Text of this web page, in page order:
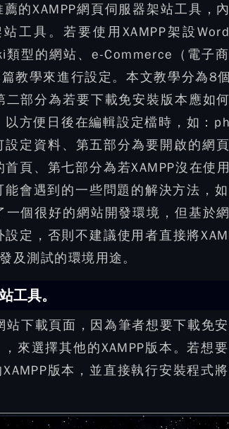
的XAMPP網頁伺服器架站工具，
工具。若要使用XAMPP架設
型的網站、e-Commerce（電子
篇教學來進行設定。本文教學分為8
二部分為若要下載免安裝版本應如
以方便日後在編輯設定檔時，如：
定資料、第五部分為要開啟的網
頁、第七部分為若XAMPP沒在使
會遇到的一些問題的解決方法，
個很好的網站開發環境，但基於
定，否則不建議使用者直接將
及測試的環境用途。
工具。
站下載頁面，因為筆者想要下載免安
來選擇其他的XAMPP版本。若想
版本，並直接執行安裝程式